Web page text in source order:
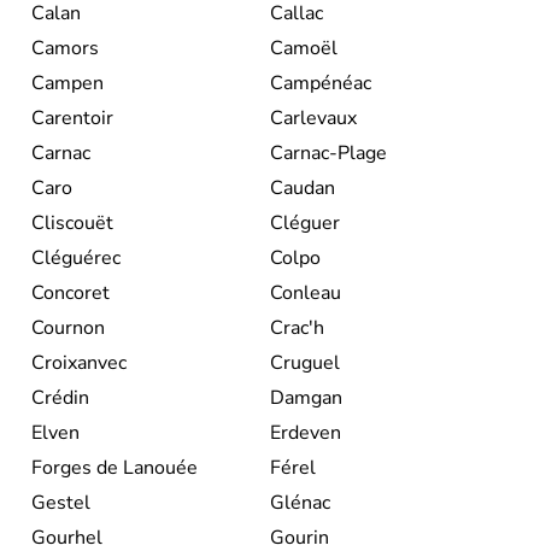
Calan
Callac
Camors
Camoël
Campen
Campénéac
Carentoir
Carlevaux
Carnac
Carnac-Plage
Caro
Caudan
Cliscouët
Cléguer
Cléguérec
Colpo
Concoret
Conleau
Cournon
Crac'h
Croixanvec
Cruguel
Crédin
Damgan
Elven
Erdeven
Forges de Lanouée
Férel
Gestel
Glénac
Gourhel
Gourin